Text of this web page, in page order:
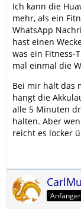
Ich kann die
mehr, als ein
WhatsApp
hast einen
was ein Fitness-
mal einmal die
Bei mir hält das
hängt die
alle 5 Minuten
halten. Aber
reicht es locker
Anfänger